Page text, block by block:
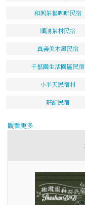
和興茶藝咖啡民宿
順鴻茶村民宿
真善美木屋民宿
千藝園生活園區民宿
小半天民宿村
莊記民宿
觀看更多